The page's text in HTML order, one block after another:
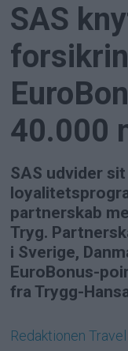
SAS
40.000
SAS udvider
partnerskab
Tryg.
i Sverige,
EuroBonus-
fra Trygg-
Redaktionen